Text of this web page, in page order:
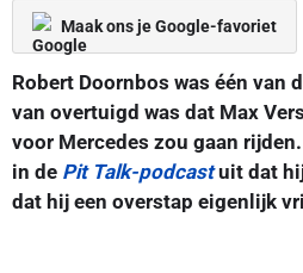
Maak ons je Google-favoriet
Robert Doornbos was één van
van overtuigd was dat Max
voor Mercedes zou gaan
in de Pit Talk-podcastuit dat
dat hij een overstap eigenlijk